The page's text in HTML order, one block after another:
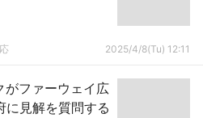
2025/4/8(Tu) 12:11
がファーウェイ広
見解を質問する